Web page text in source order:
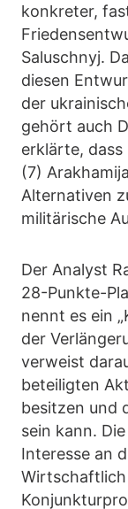
konkreter,
Saluschnyj.
diesen
der
gehört auch
erklärte,
(7)
Alternativen
militärische
Der Analyst
28-Punkte-
nennt es ein
der
verweist
beteiligten
besitzen und
sein kann.
Interesse an